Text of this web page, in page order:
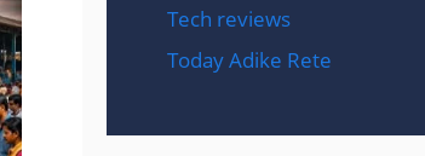
Tech reviews
Today Adike Rete